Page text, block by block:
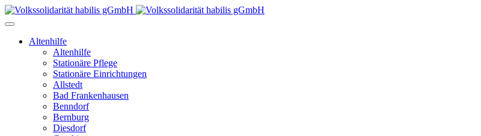
Altenhilfe
Altenhilfe
Stationäre Pflege
Stationäre Einrichtungen
Allstedt
Bad Frankenhausen
Benndorf
Bernburg
Diesdorf